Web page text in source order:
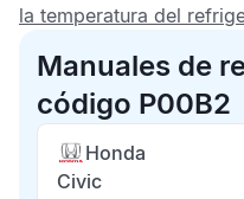
la temperatura del
Manuales de
código P00B2
Honda
Civic